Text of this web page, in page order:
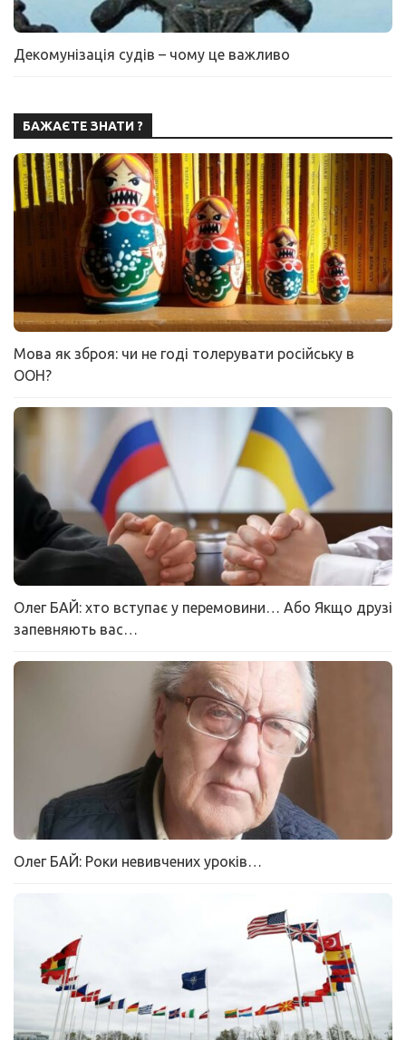
Декомунізація судів – чому це важливо
БАЖАЄТЕ ЗНАТИ ?
Мова як зброя: чи не годі толерувати російську в
ООН?
Олег БАЙ: хто вступає у перемовини… Або Якщо друзі
запевняють вас…
Олег БАЙ: Роки невивчених уроків…